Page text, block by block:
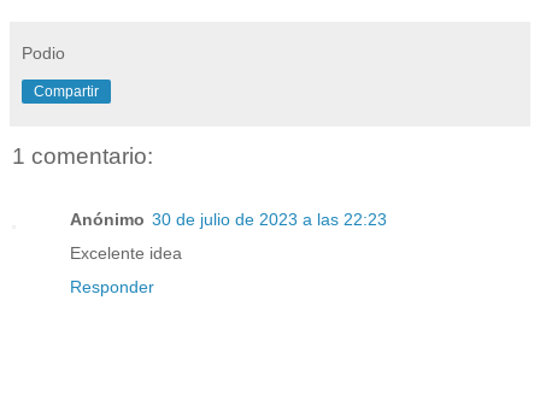
Podio
Compartir
1 comentario:
Anónimo 30 de julio de 2023 a las 22:23
Excelente idea
Responder